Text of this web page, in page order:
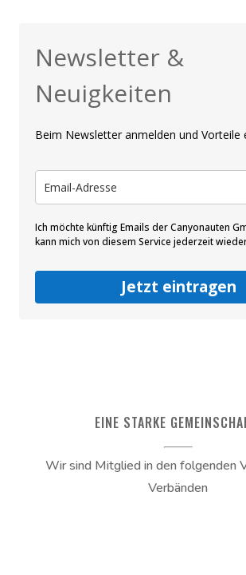
Newsletter &
Neuigkeiten
Beim Newsletter anmelden und Vorteile
Ich möchte künftig Emails der Canyonauten
kann mich von diesem Service jederzeit
Jetzt eintragen
EINE STARKE
Wir sind Mitglied in den folgenden
Verbänden